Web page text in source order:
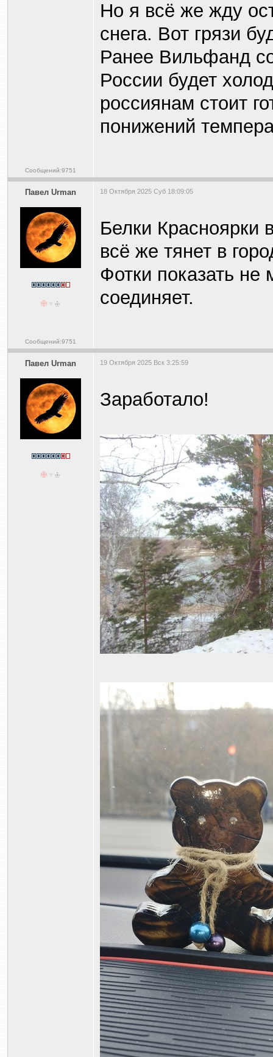
Сообщений:9751
Но я всё же жду
снега. Вот грязи
Ранее Вильфанд
России будет
россиянам стоит
понижений
Павел Urman
Сообщений:9751
18 Октября 2025 Суб 18:09:05
Белки Красноярки
всё же тянет в
Фотки показать не
соединяет.
Павел Urman 19 Октября 2025 Вск 3:25:59
Заработало!